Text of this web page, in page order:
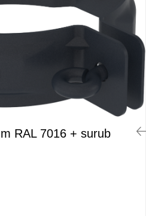
RAL 7016 + surub